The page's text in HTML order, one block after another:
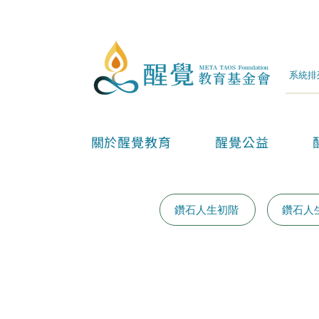
關於醒覺教育 醒覺公益
鑽石人生初階 鑽石人